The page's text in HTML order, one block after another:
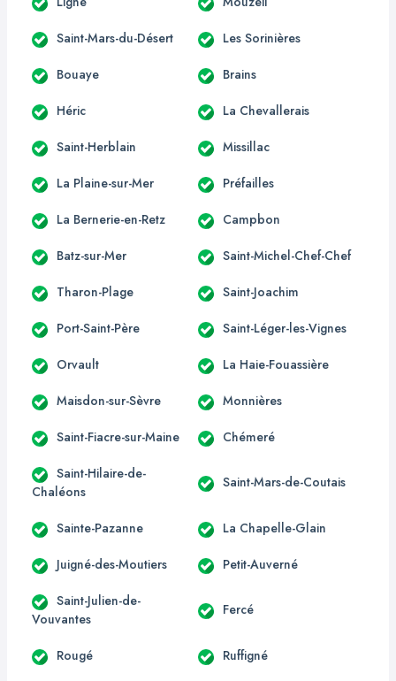
Saint-Mars-du-Désert Les Sorinières
Bouaye Brains
Héric La Chevallerais
Saint-Herblain Missillac
La Plaine-sur-Mer Préfailles
La Bernerie-en-Retz Campbon
Batz-sur-Mer Saint-Michel-Chef-Chef
Tharon-Plage Saint-Joachim
Port-Saint-Père Saint-Léger-les-Vignes
Orvault La Haie-Fouassière
Maisdon-sur-Sèvre Monnières
Saint-Fiacre-sur-Maine Chémeré
Saint-Hilaire-de-
Chaléons
Saint-Mars-de-Coutais
Sainte-Pazanne La Chapelle-Glain
Juigné-des-Moutiers Petit-Auverné
Saint-Julien-de-
Vouvantes
Fercé
Rougé Ruffigné